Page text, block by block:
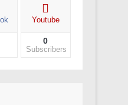
Youtube
0
Subscribers